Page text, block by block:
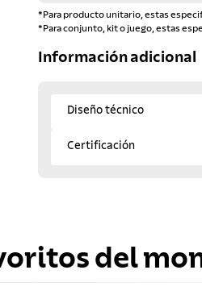
*Para producto unitario, estas
*Para conjunto, kit o juego, estas
Información adicional
Diseño técnico
Certificación
del